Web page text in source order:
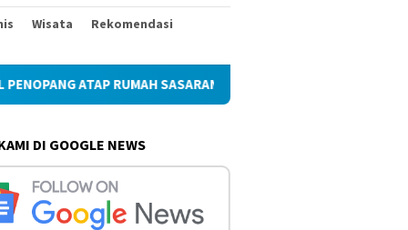
Wisata
Rekomendasi
ATAP RUMAH SASARAN REHAB RTLH
DI GOOGLE NEWS